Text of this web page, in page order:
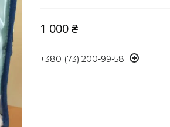
1 000 ₴
+380 (73) 200-99-58